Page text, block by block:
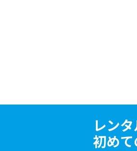
レン
初め